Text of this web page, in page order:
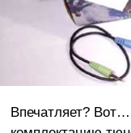
Впечатляет?